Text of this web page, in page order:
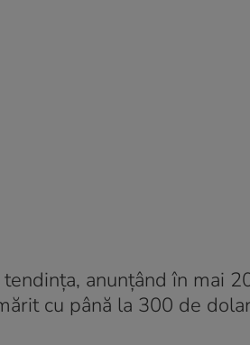
anunțând în mai
cu până la 300 de